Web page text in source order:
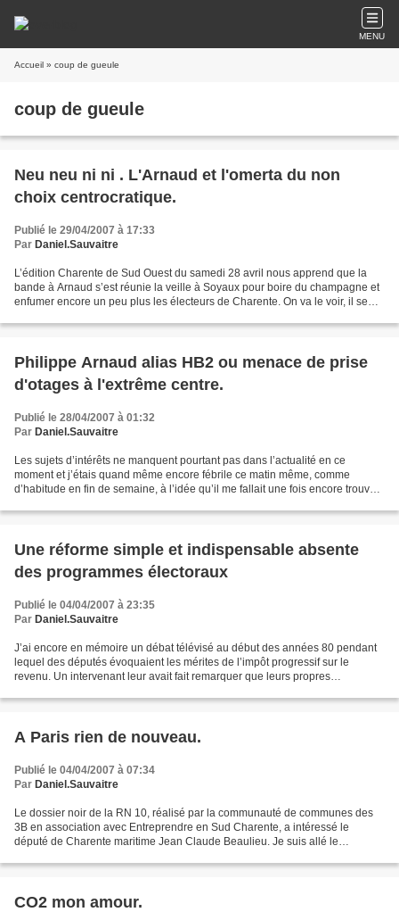
MENU
Accueil » coup de gueule
coup de gueule
Neu neu ni ni . L'Arnaud et l'omerta du non
choix centrocratique.
Publié le 29/04/2007 à 17:33
Par Daniel.Sauvaitre
L’édition Charente de Sud Ouest du samedi 28 avril nous apprend que la
bande à Arnaud s’est réunie la veille à Soyaux pour boire du champagne et
enfumer encore un peu plus les électeurs de Charente. On va le voir, il se
Philippe Arnaud alias HB2 ou menace de prise
d'otages à l'extrême centre.
Publié le 28/04/2007 à 01:32
Par Daniel.Sauvaitre
Les sujets d’intérêts ne manquent pourtant pas dans l’actualité en ce
moment et j’étais quand même encore fébrile ce matin même, comme
d’habitude en fin de semaine, à l’idée qu’il me fallait une fois encore trouver
Une réforme simple et indispensable absente
des programmes électoraux
Publié le 04/04/2007 à 23:35
Par Daniel.Sauvaitre
J’ai encore en mémoire un débat télévisé au début des années 80 pendant
lequel des députés évoquaient les mérites de l’impôt progressif sur le
revenu. Un intervenant leur avait fait remarquer que leurs propres
A Paris rien de nouveau.
Publié le 04/04/2007 à 07:34
Par Daniel.Sauvaitre
Le dossier noir de la RN 10, réalisé par la communauté de communes des
3B en association avec Entreprendre en Sud Charente, a intéressé le
député de Charente maritime Jean Claude Beaulieu. Je suis allé le
CO2 mon amour.